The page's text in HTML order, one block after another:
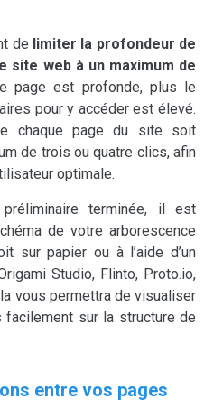
de limiter la profondeur de
site web à un maximum de
page est profonde, plus le
pour y accéder est élevé.
chaque page du site soit
de trois ou quatre clics, afin
optimale.
terminée, il est
de votre arborescence
sur papier ou à l’aide d’un
Studio, Flinto, Proto.io,
vous permettra de visualiser
sur la structure de
entre vos pages